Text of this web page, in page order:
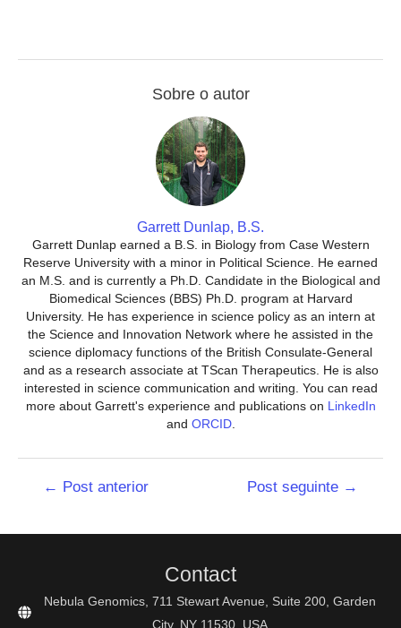
Sobre o autor
Garrett Dunlap, B.S.
Garrett Dunlap earned a B.S. in Biology from Case Western
Reserve University with a minor in Political Science. He earned
an M.S. and is currently a Ph.D. Candidate in the Biological and
Biomedical Sciences (BBS) Ph.D. program at Harvard
University. He has experience in science policy as an intern at
the Science and Innovation Network where he assisted in the
science diplomacy functions of the British Consulate-General
and as a research associate at TScan Therapeutics. He is also
interested in science communication and writing. You can read
more about Garrett's experience and publications on LinkedIn
and ORCID.
Navegação
← Post anterior Post seguinte →
Contact
Nebula Genomics, 711 Stewart Avenue, Suite 200, Garden
City, NY 11530, USA